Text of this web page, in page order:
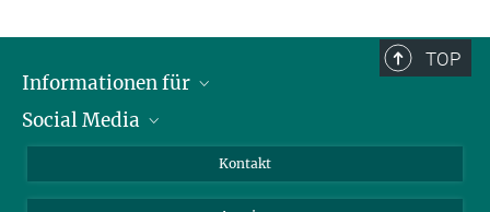
TOP
Informationen für
Wissenschaftlerinnen und Wissenschaftler
Bewerberinnen und Bewerber
Social Media
Kontakt